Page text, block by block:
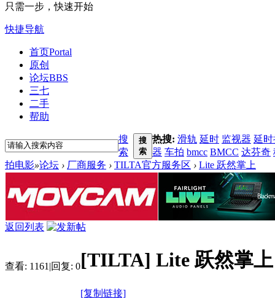
只需一步，快速开始
快捷导航
首页Portal
原创
论坛BBS
三七
二手
帮助
搜
索
搜
索
热搜: 滑轨 延时 监视器 延
器 车拍 bmcc BMCC 达芬奇
拍电影»论坛 › 厂商服务 › TILTA官方服务区 › Lite 跃然掌上
返回列表
查看: 1161 |回复: 0[TILTA] Lite 跃然掌上
[复制链接]